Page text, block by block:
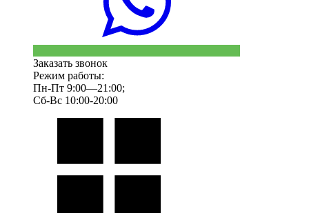
Заказать звонок
Режим работы:
Пн-Пт 9:00—21:00;
Сб-Вс 10:00-20:00